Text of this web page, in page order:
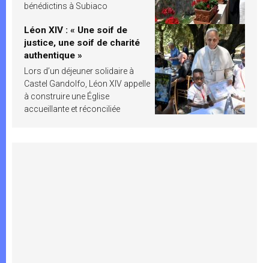
bénédictins à Subiaco
Léon XIV : « Une soif de
justice, une soif de charité
authentique »
Lors d’un déjeuner solidaire à
Castel Gandolfo, Léon XIV appelle
à construire une Église
accueillante et réconciliée